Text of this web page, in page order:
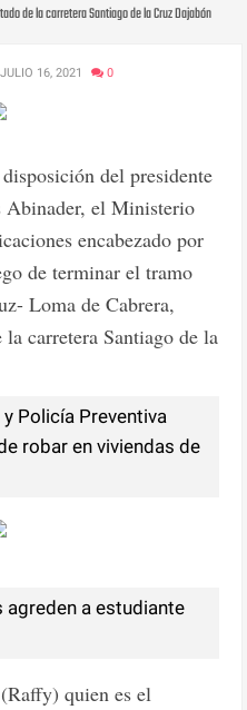
de la carretera Santiago de la Cruz Dajabón
16, 2021 0
del presidente
el Ministerio
encabezado por
de terminar el tramo
Loma de Cabrera,
carretera Santiago de la
y Policía Preventiva
robar en viviendas de
agreden a estudiante
quien es el